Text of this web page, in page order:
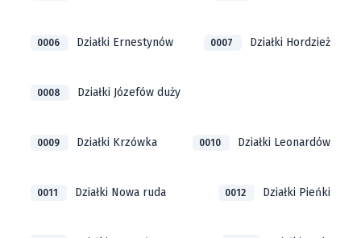
0006 Działki Ernestynów 0007 Działki Hordzież
0008 Działki Józefów duży
0009 Działki Krzówka 0010 Działki Leonardów
0011 Działki Nowa ruda 0012 Działki Pieńki